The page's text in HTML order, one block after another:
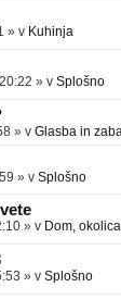
» v Kuhinja
» v Splošno
» v Glasba in
» v Splošno
» v Dom,
» v Splošno